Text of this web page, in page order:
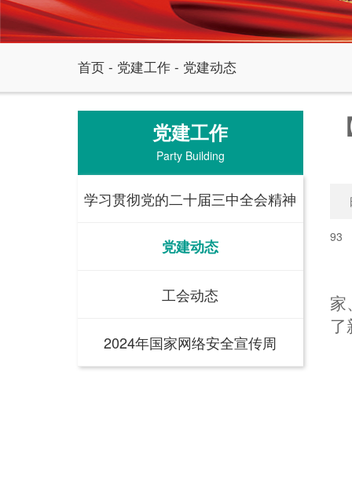
首页 - 党建工作 - 党建动态
党建工作
Party Building
学习贯彻党的二十届三中全会精神
党建动态
工会动态
2024年国家网络安全宣传周
93
家
了